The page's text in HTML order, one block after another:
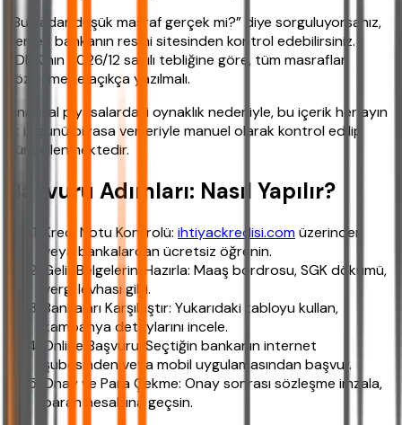
“Bu kadar düşük masraf gerçek mi?” diye sorguluyorsanız,
hemen bankanın resmi sitesinden kontrol edebilirsiniz.
BDDK’nın 2026/12 sayılı tebliğine göre, tüm masraflar
sözleşmede açıkça yazılmalı.
Finansal piyasalardaki oynaklık nedeniyle, bu içerik her ayın
ilk iş günü piyasa verileriyle manuel olarak kontrol edilip
güncellenmektedir.
Başvuru Adımları: Nasıl Yapılır?
Kredi Notu Kontrolü: ihtiyackredisi.comüzerinden
veya bankalardan ücretsiz öğrenin.
Gelir Belgelerini Hazırla: Maaş bordrosu, SGK dökümü,
vergi levhası gibi.
Bankaları Karşılaştır: Yukarıdaki tabloyu kullan,
kampanya detaylarını incele.
Online Başvuru: Seçtiğin bankanın internet
şubesinden veya mobil uygulamasından başvur.
Onay ve Para Çekme: Onay sonrası sözleşme imzala,
paran hesabına geçsin.